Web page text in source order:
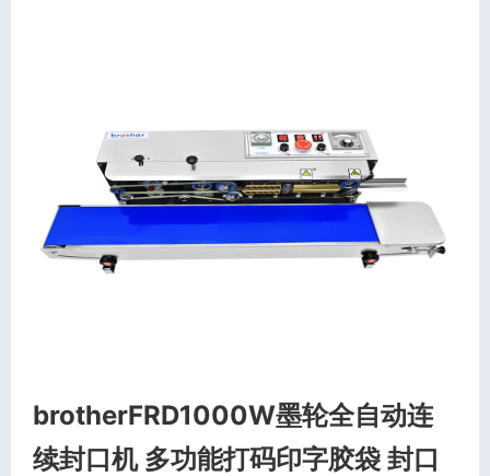
brotherFRD1000W墨轮全自动连
续封口机 多功能打码印字胶袋 封口